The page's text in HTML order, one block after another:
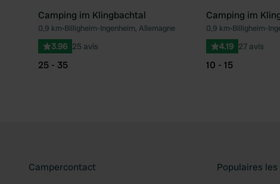
Préféré
Camping im Klingbachtal
0,9 km•Billigheim-Ingenheim, Allemagne
3.96 25 avis
25 - 35
Camping im
0,9 km•Billigheim-
4.19 27 avis
10 - 15
Campercontact Populaires